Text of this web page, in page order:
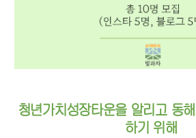
청년가치성장타운을 알리고 동
하기 위해